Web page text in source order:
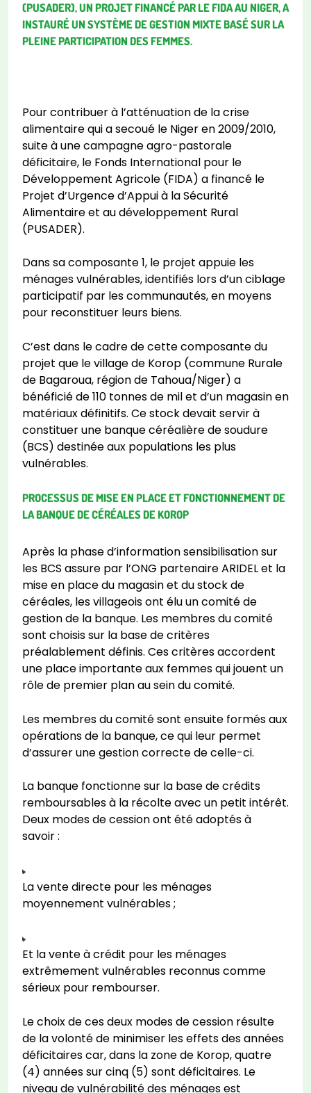
(PUSADER), UN PROJET FINANCÉ PAR LE FIDA AU NIGER, A
INSTAURÉ UN SYSTÈME DE GESTION MIXTE BASÉ SUR LA
PLEINE PARTICIPATION DES FEMMES.
Pour contribuer à l’atténuation de la crise
alimentaire qui a secoué le Niger en 2009/2010,
suite à une campagne agro-pastorale
déficitaire, le Fonds International pour le
Développement Agricole (FIDA) a financé le
Projet d’Urgence d’Appui à la Sécurité
Alimentaire et au développement Rural
(PUSADER).
Dans sa composante 1, le projet appuie les
ménages vulnérables, identifiés lors d’un ciblage
participatif par les communautés, en moyens
pour reconstituer leurs biens.
C’est dans le cadre de cette composante du
projet que le village de Korop (commune Rurale
de Bagaroua, région de Tahoua/Niger) a
bénéficié de 110 tonnes de mil et d’un magasin en
matériaux définitifs. Ce stock devait servir à
constituer une banque céréalière de soudure
(BCS) destinée aux populations les plus
vulnérables.
PROCESSUS DE MISE EN PLACE ET FONCTIONNEMENT DE
LA BANQUE DE CÉRÉALES DE KOROP
Après la phase d’information sensibilisation sur
les BCS assure par l’ONG partenaire ARIDEL et la
mise en place du magasin et du stock de
céréales, les villageois ont élu un comité de
gestion de la banque. Les membres du comité
sont choisis sur la base de critères
préalablement définis. Ces critères accordent
une place importante aux femmes qui jouent un
rôle de premier plan au sein du comité.
Les membres du comité sont ensuite formés aux
opérations de la banque, ce qui leur permet
d’assurer une gestion correcte de celle-ci.
La banque fonctionne sur la base de crédits
remboursables à la récolte avec un petit intérêt.
Deux modes de cession ont été adoptés à
savoir :
La vente directe pour les ménages
moyennement vulnérables ;
Et la vente à crédit pour les ménages
extrêmement vulnérables reconnus comme
sérieux pour rembourser.
Le choix de ces deux modes de cession résulte
de la volonté de minimiser les effets des années
déficitaires car, dans la zone de Korop, quatre
(4) années sur cinq (5) sont déficitaires. Le
niveau de vulnérabilité des ménages est